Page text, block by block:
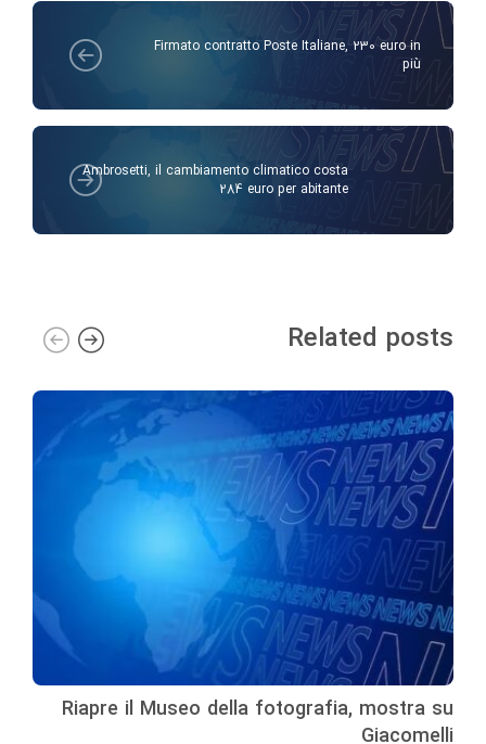
Firmato contratto Poste Italiane, 230 euro in
più
Ambrosetti, il cambiamento climatico costa
284 euro per abitante
Related posts
Riapre il Museo della fotografia, mostra su
Giacomelli